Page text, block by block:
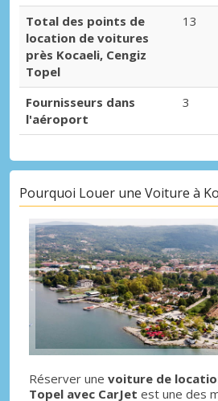
Total des points de
location de voitures
près Kocaeli, Cengiz
Topel
13
Fournisseurs dans
l'aéroport
3
Pourquoi Louer une Voiture à
Réserver une voiture de
Topel avec CarJet est une des